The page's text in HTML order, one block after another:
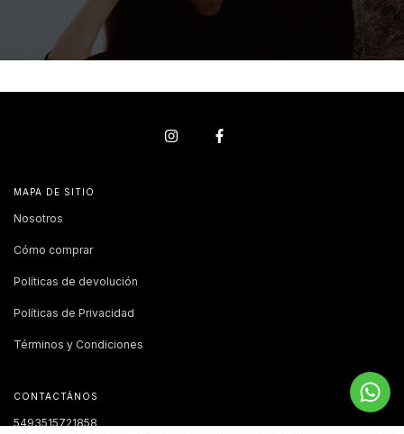
MAPA DE SITIO
Nosotros
Cómo comprar
Políticas de devolución
Políticas de Privacidad
Términos y Condiciones
CONTACTÁNOS
5493515721858